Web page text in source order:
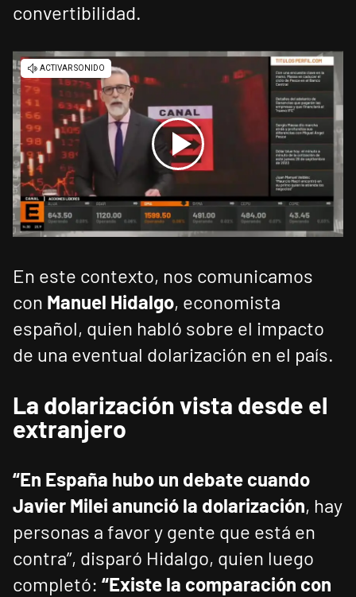
convertibilidad.
En este contexto, nos comunicamos
con Manuel Hidalgo, economista
español, quien habló sobre el impacto
de una eventual dolarización en el país.
La dolarización vista desde el
extranjero
“En España hubo un debate cuando
Javier Milei anunció la dolarización, hay
personas a favor y gente que está en
contra”, disparó Hidalgo, quien luego
completó: “Existe la comparación con